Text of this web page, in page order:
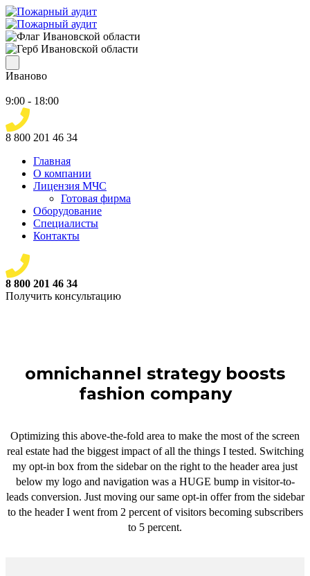
Иваново
9:00 - 18:00
8 800 201 46 34
Главная
О компании
Лицензия МЧС
Готовая фирма
Оборудование
Специалисты
Контакты
8 800 201 46 34
Получить консультацию
omnichannel strategy boosts
fashion company
Optimizing this above-the-fold area to make the most of the screen
real estate had the biggest impact of all the things I tested. Switching
my opt-in box from the sidebar on the right to the header area just
below my logo and navigation was a HUGE bump in visitor-to-
leads conversion. Just moving our same opt-in offer from the sidebar
to the header I went from 2 percent of visitors becoming subscribers
to 5 percent.